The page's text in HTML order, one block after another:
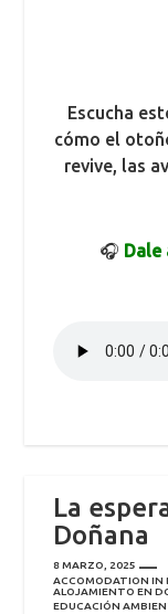
Escucha
cómo el
revive, las
🎧 Dale
La
Doñana
8 MARZO, 2025
ACCOMODATION IN
ALOJAMIENTO EN
EDUCACIÓN